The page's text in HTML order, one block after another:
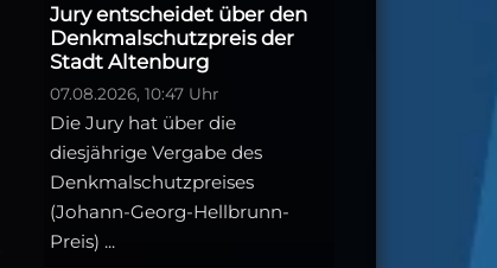
Jury entscheidet über den
Denkmalschutzpreis der
Stadt Altenburg
07.08.2026, 10:47 Uhr
Die Jury hat über die
diesjährige Vergabe des
Denkmalschutzpreises
(Johann-Georg-Hellbrunn-
Preis) ...